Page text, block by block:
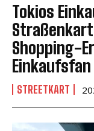
Tokios
Shopping-
STREETKART